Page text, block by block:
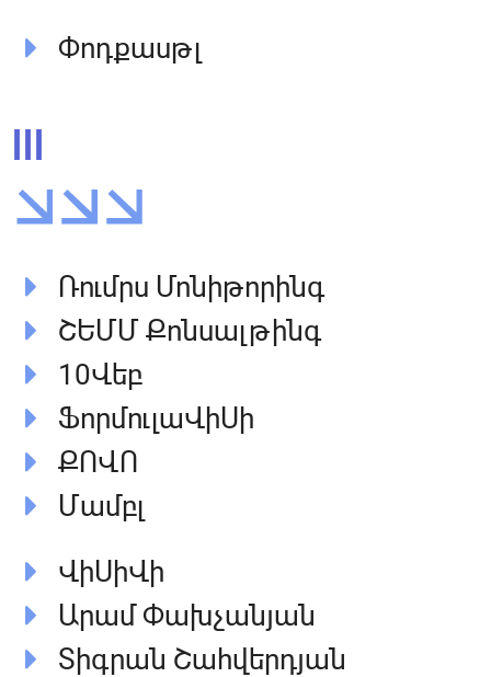
Փոդքասթլ
III
Ռումրս Մոնիթորինգ
ՇԵՄՄ Քոնսալթինգ
10Վեբ
ՖորմուլաՎիՍի
ՔՈՎՈ
Մամբլ
ՎիՍիՎի
Արամ Փախչանյան
Տիգրան Շահվերդյան